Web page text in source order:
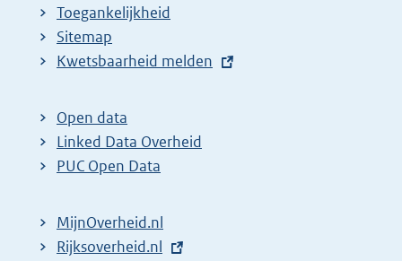
Toegankelijkheid
Sitemap
E
t
e
r
l
i
Kwetsbaarheid melden
Open data
Linked Data Overheid
PUC Open Data
MijnOverheid.nl
E
Rijksoverheid.nl